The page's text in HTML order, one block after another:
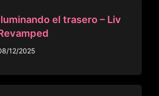
el trasero – Liv
12/2025